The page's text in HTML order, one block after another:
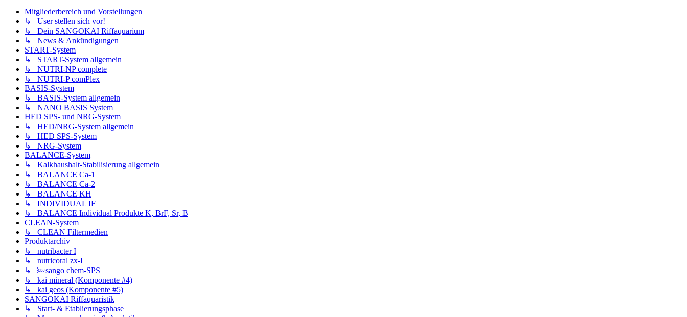
Mitgliederbereich und Vorstellungen
↳ User stellen sich vor!
↳ Dein SANGOKAI Riffaquarium
↳ News & Ankündigungen
START-System
↳ START-System allgemein
↳ NUTRI-NP complete
↳ NUTRI-P comPlex
BASIS-System
↳ BASIS-System allgemein
↳ NANO BASIS System
HED SPS- und NRG-System
↳ HED/NRG-System allgemein
↳ HED SPS-System
↳ NRG-System
BALANCE-System
↳ Kalkhaushalt-Stabilisierung allgemein
↳ BALANCE Ca-1
↳ BALANCE Ca-2
↳ BALANCE KH
↳ INDIVIDUAL IF
↳ BALANCE Individual Produkte K, BrF, Sr, B
CLEAN-System
↳ CLEAN Filtermedien
Produktarchiv
↳ nutribacter I
↳ nutricoral zx-I
↳ ￼sango chem-SPS
↳ kai mineral (Komponente #4)
↳ kai geos (Komponente #5)
SANGOKAI Riffaquaristik
↳ Start- & Etablierungsphase